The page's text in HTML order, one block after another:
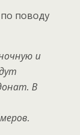
поводу
и
В